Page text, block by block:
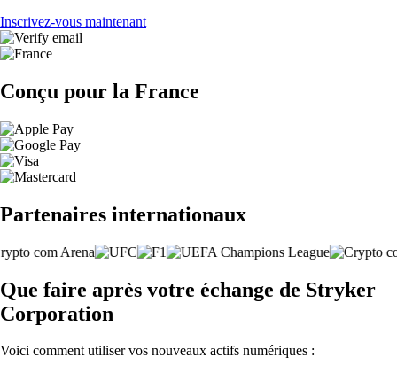
Inscrivez-vous maintenant
Conçu pour la France
Partenaires internationaux
Que faire après votre échange de Stryker
Corporation
Voici comment utiliser vos nouveaux actifs numériques :